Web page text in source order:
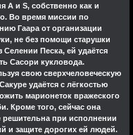
A и S, собственно как и
Во время миссии по
Гаара от организации
не без помощи старушки
Селении Песка, ей удаётся
Сасори кукловода.
свою сверхчеловеческую
удаётся с лёгкостью
марионеток вражеского
Кроме того, сейчас она
решительна при исполнении
и защите дорогих ей людей.